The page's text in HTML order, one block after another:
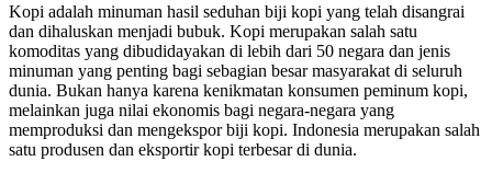
Kopi adalah minuman hasil seduhan biji kopi yang telah disangrai
dan dihaluskan menjadi bubuk. Kopi merupakan salah satu
komoditas yang dibudidayakan di lebih dari 50 negara dan jenis
minuman yang penting bagi sebagian besar masyarakat di seluruh
dunia. Bukan hanya karena kenikmatan konsumen peminum kopi,
melainkan juga nilai ekonomis bagi negara-negara yang
memproduksi dan mengekspor biji kopi. Indonesia merupakan salah
satu produsen dan eksportir kopi terbesar di dunia.